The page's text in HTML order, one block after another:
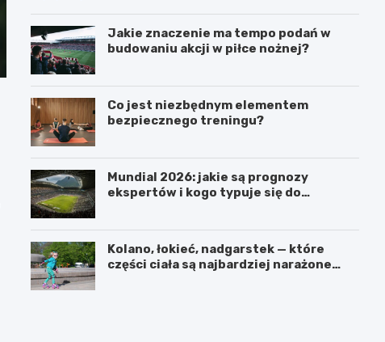
Jakie znaczenie ma tempo podań w
budowaniu akcji w piłce nożnej?
Co jest niezbędnym elementem
bezpiecznego treningu?
Mundial 2026: jakie są prognozy
ekspertów i kogo typuje się do
Kolano, łokieć, nadgarstek — które
części ciała są najbardziej narażone